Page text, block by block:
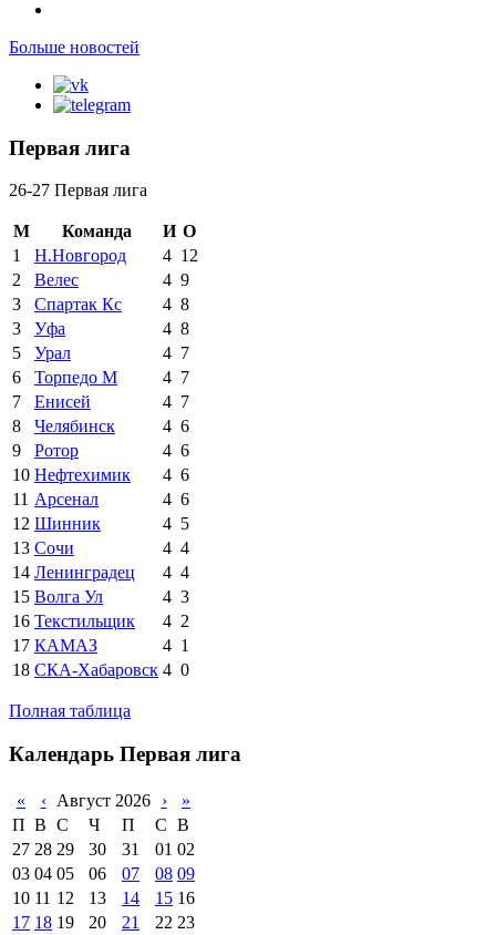
Больше новостей
Первая лига
26-27 Первая лига
М Команда И О
1
Н.Новгород 4 12
2
Велес 4 9
3
Спартак Кс 4 8
3
Уфа 4 8
5
Урал 4 7
6
Торпедо М 4 7
7
Енисей 4 7
8
Челябинск 4 6
9
Ротор 4 6
10 Нефтехимик 4 6
11 Арсенал 4 6
12 Шинник 4 5
13 Сочи 4 4
14 Ленинградец 4 4
15 Волга Ул 4 3
16 Текстильщик 4 2
17 КАМАЗ 4 1
18 СКА-Хабаровск 4 0
Полная таблица
Календарь Первая лига
« ‹ Август 2026 ›
»
П В С Ч П С В
27 28 29 30 31 01 02
03 04 05 06 07 08 09
10 11 12 13 14 15 16
17 18 19 20 21 22 23